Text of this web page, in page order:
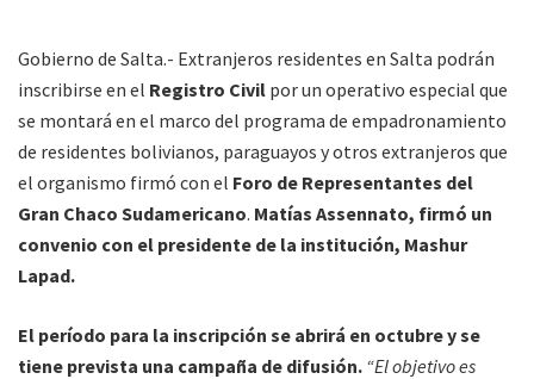
Gobierno de Salta.- Extranjeros residentes en Salta podrán
inscribirse en el Registro Civil por un operativo especial que
se montará en el marco del programa de empadronamiento
de residentes bolivianos, paraguayos y otros extranjeros que
el organismo firmó con el Foro de Representantes del
Gran Chaco Sudamericano. Matías Assennato, firmó un
convenio con el presidente de la institución, Mashur
Lapad.
El período para la inscripción se abrirá en octubre y se
tiene prevista una campaña de difusión. “El objetivo es